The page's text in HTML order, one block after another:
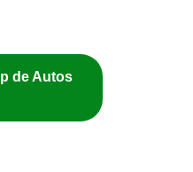
de Autos